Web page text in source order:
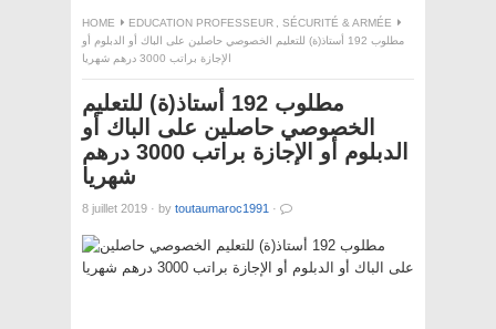
HOME EDUCATION PROFESSEUR , SÉCURITÉ & ARMÉE
مطلوب 192 أستاذ(ة) للتعليم الخصوصي حاصلين على الباك أو الدبلوم أو
الإجازة براتب 3000 درهم شهريا
مطلوب 192 أستاذ(ة) للتعليم
الخصوصي حاصلين على الباك أو
الدبلوم أو الإجازة براتب 3000 درهم
شهريا
8 juillet 2019 · by toutaumaroc1991 ·